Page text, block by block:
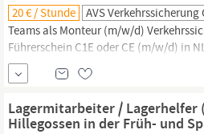
20 € / Stunde AVS Verkehrssicherung
Teams als Monteur (m/w/d)
Führerschein C1E oder CE (m/w/d) in
Faire Entlohnung: Basis: (18.00- 20,00
Attraktive Extras: 30 Tage Urlaub, Job-
Sicherheit:
mit
VWL, Corporate Benefits,...
Lagermitarbeiter / Lagerhelfer
Hillegossen in der Früh- und